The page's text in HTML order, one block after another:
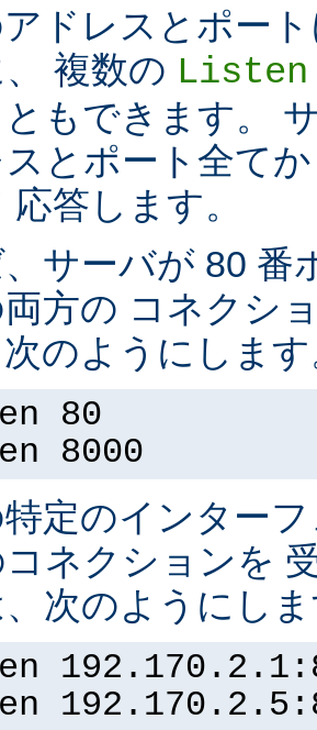
ドレスとポー
複数の Listen
もできます。
とポート全て
答します。
サーバが 80 番
方の コネクシ
のようにしま
80
8000
定のインター
ネクションを
次のようにし